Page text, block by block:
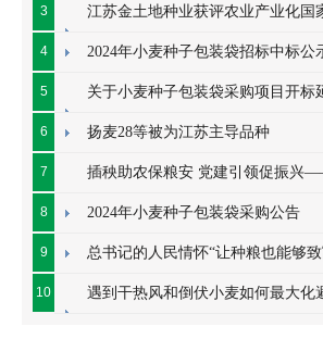
3 江苏金土地种业获评农业产业化国
点龙头企业
4 2024年小麦种子包装袋招标中标公
5 关于小麦种子包装袋采购项目开标
的公告
6 扬麦28等被为江苏主导品种
7 插秧助农保粮安 党建引领促振兴
里甸社区党总支、公司党支部联合开展
农耕
8 2024年小麦种子包装袋采购公告
9 总书记的人民情怀“让种粮也能够致
10 遇到干热风和倒伏小麦如何最大化